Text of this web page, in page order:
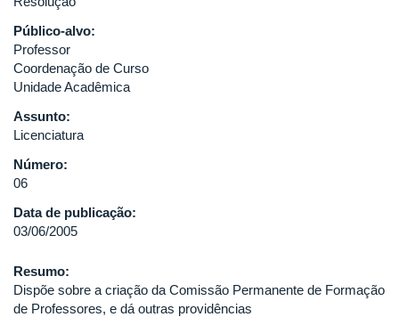
Público-alvo:
Professor
Coordenação de Curso
Unidade Acadêmica
Assunto:
Licenciatura
Número:
06
Data de publicação:
03/06/2005
Resumo:
Dispõe sobre a criação da Comissão Permanente de Formação
de Professores, e dá outras providências